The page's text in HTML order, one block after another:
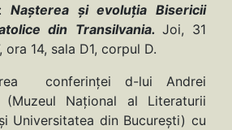
Naşterea şi evoluţia Bisericii
din Transilvania. Joi, 31
ora 14, sala D1, corpul D.
conferinţei d-lui Andrei
(Muzeul Naţional al Literaturii
Universitatea din Bucureşti) cu